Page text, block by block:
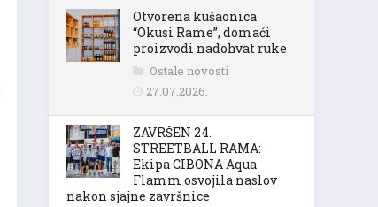
Otvorena kušaonica
“Okusi Rame”, domaći
proizvodi nadohvat ruke
Ostale novosti
27.07.2026.
ZAVRŠEN 24.
STREETBALL RAMA:
Ekipa CIBONA Aqua
Flamm osvojila naslov
nakon sjajne završnice